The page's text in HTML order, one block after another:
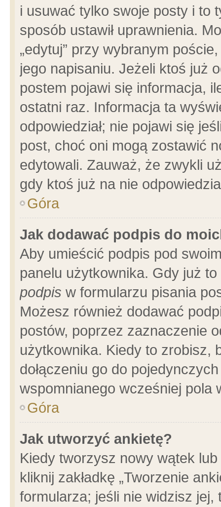
i usuwać tylko swoje posty i to
sposób ustawił uprawnienia.
„edytuj” przy wybranym
jego napisaniu. Jeżeli ktoś już
postem pojawi się informacja,
ostatni raz. Informacja ta
odpowiedział; nie pojawi się
post, choć oni mogą zostawić
edytowali. Zauważ, że zwykli
gdy ktoś już na nie
Góra
Jak dodawać podpis do
Aby umieścić podpis pod
panelu użytkownika. Gdy już
podpis w formularzu pisania
Możesz również dodawać
postów, poprzez zaznaczenie
użytkownika. Kiedy to zrobisz,
dołączeniu go do
wspomnianego wcześniej pola
Góra
Jak utworzyć ankietę?
Kiedy tworzysz nowy wątek
kliknij zakładkę „Tworzenie
formularza; jeśli nie widzisz